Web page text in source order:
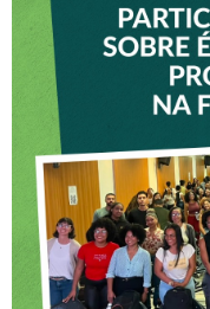
VICE-
NA